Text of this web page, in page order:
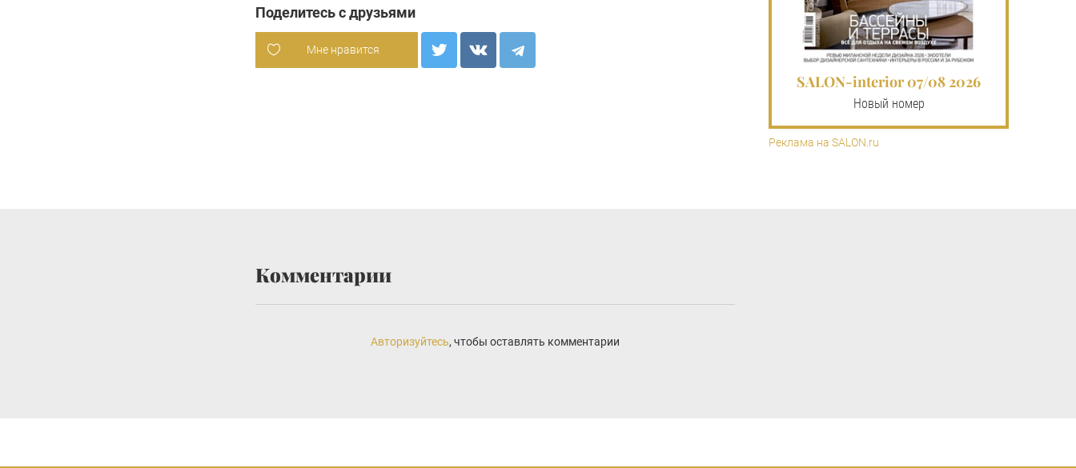
Поделитесь с друзьями
Мне нравится
SALON-interior 07/08 2026
Новый номер
Реклама на SALON.ru
Комментарии
Авторизуйтесь, чтобы оставлять комментарии